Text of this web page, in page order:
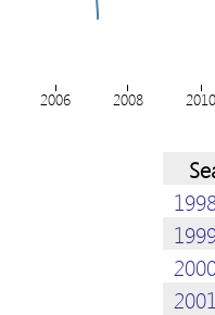
2006 2008